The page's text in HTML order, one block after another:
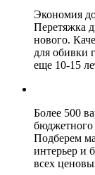
Экономия
Перетяжка
нового.
для обивки
еще 10-15
Более 500
бюджетного
Подберем
интерьер и
всех